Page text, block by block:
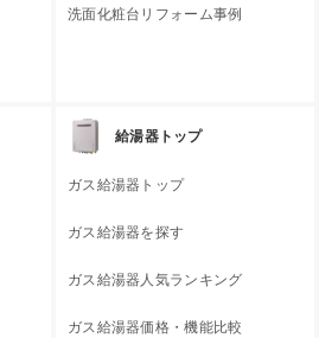
洗面化粧台リフォーム事例
給湯器トップ
ガス給湯器トップ
ガス給湯器を探す
ガス給湯器人気ランキング
ガス給湯器価格・機能比較